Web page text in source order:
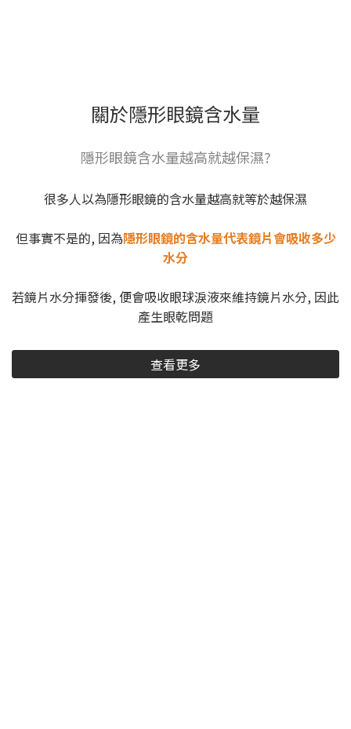
關於隱形眼鏡含水量
隱形眼鏡含水量越高就越保濕?
很多人以為隱形眼鏡的含水量越高就等於越保濕
但事實不是的, 因為隱形眼鏡的含水量代表鏡片會吸收多少
水分
若鏡片水分揮發後, 便會吸收眼球淚液來維持鏡片水分, 因此
產生眼乾問題
查看更多